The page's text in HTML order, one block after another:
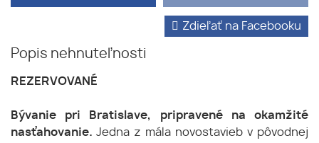
Popis nehnuteľnosti
Zdieľať na Facebooku
REZERVOVANÉ
Bývanie pri Bratislave, pripravené na okamžité
nasťahovanie. Jedna z mála novostavieb v pôvodnej